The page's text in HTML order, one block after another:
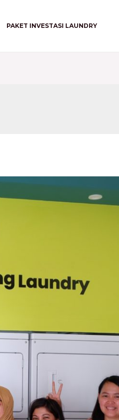
PAKET INVESTASI LAUNDRY